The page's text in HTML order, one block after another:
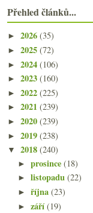
Přehled článků...
► 2026 (35)
► 2025 (72)
► 2024 (106)
► 2023 (160)
► 2022 (225)
► 2021 (239)
► 2020 (239)
► 2019 (238)
▼ 2018 (240)
►prosince(18)
►listopadu(22)
►října(23)
►září(19)